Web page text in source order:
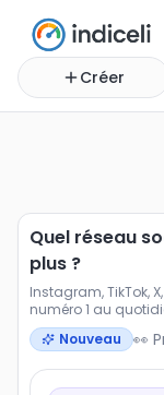
Créer
Quel réseau
Instagram,
Quel réseau
plus ?
Instagram, TikTok,
numéro 1 au
Nouveau
👀